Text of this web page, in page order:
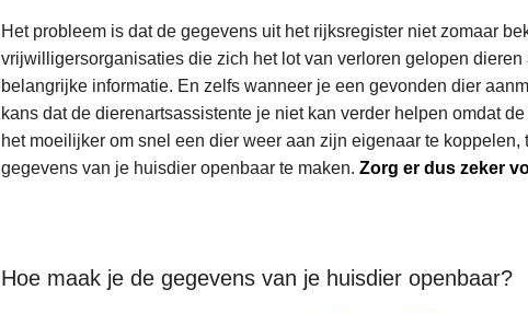
Het probleem is dat de gegevens uit het rijksregister niet zomaar
vrijwilligersorganisaties die zich het lot van verloren gelopen
belangrijke informatie. En zelfs wanneer je een gevonden dier
kans dat de dierenartsassistente je niet kan verder helpen omdat
het moeilijker om snel een dier weer aan zijn eigenaar te
gegevens van je huisdier openbaar te maken. Zorg er dus zeker
Hoe maak je de gegevens van je huisdier openbaar?